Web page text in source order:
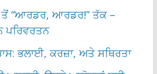
ਤੋਂ “ਆਰਡਰ, ਆਰਡਰ!” ਤੱਕ –
ਪਰਿਵਰਤਨ
ਭਲਾਈ, ਕਰਜ਼ਾ, ਅਤੇ ਸਥਿਰਤਾ